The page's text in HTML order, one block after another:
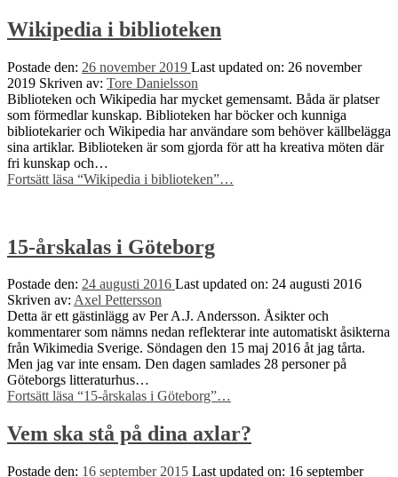
Wikipedia i biblioteken
Postade den: 26 november 2019 Last updated on: 26 november
2019 Skriven av: Tore Danielsson
Biblioteken och Wikipedia har mycket gemensamt. Båda är platser
som förmedlar kunskap. Biblioteken har böcker och kunniga
bibliotekarier och Wikipedia har användare som behöver källbelägga
sina artiklar. Biblioteken är som gjorda för att ha kreativa möten där
fri kunskap och…
Fortsätt läsa “Wikipedia i biblioteken”…
15-årskalas i Göteborg
Postade den: 24 augusti 2016 Last updated on: 24 augusti 2016
Skriven av: Axel Pettersson
Detta är ett gästinlägg av Per A.J. Andersson. Åsikter och
kommentarer som nämns nedan reflekterar inte automatiskt åsikterna
från Wikimedia Sverige. Söndagen den 15 maj 2016 åt jag tårta.
Men jag var inte ensam. Den dagen samlades 28 personer på
Göteborgs litteraturhus…
Fortsätt läsa “15-årskalas i Göteborg”…
Vem ska stå på dina axlar?
Postade den: 16 september 2015 Last updated on: 16 september